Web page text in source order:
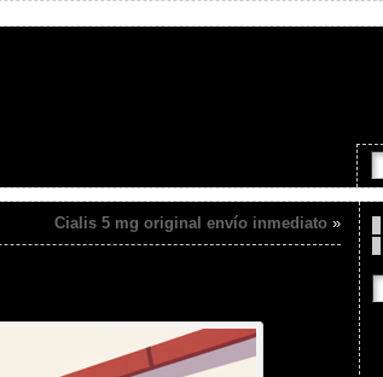
Cialis 5 mg original envío inmediato»